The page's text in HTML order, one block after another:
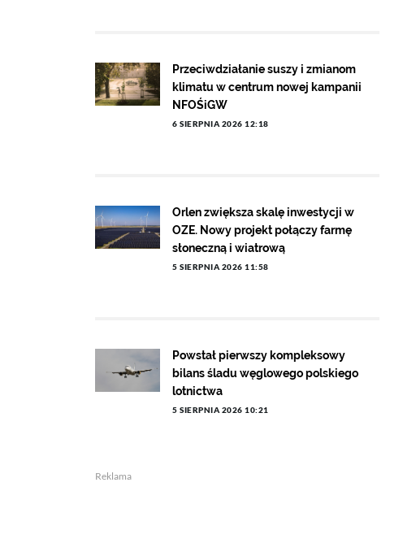
Przeciwdziałanie suszy i zmianom
klimatu w centrum nowej kampanii
NFOŚiGW
6 SIERPNIA 2026 12:18
Orlen zwiększa skalę inwestycji w
OZE. Nowy projekt połączy farmę
słoneczną i wiatrową
5 SIERPNIA 2026 11:58
Powstał pierwszy kompleksowy
bilans śladu węglowego polskiego
lotnictwa
5 SIERPNIA 2026 10:21
Reklama